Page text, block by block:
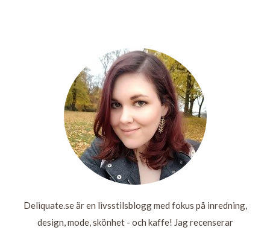
LÄS
MER LÄS MER
Deliquate.se är en livsstilsblogg med fokus på inredning,
design, mode, skönhet - och kaffe! Jag recenserar